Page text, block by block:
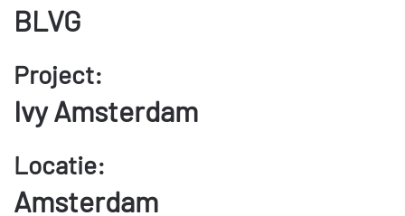
BLVG
Project:
Ivy Amsterdam
Locatie:
Amsterdam